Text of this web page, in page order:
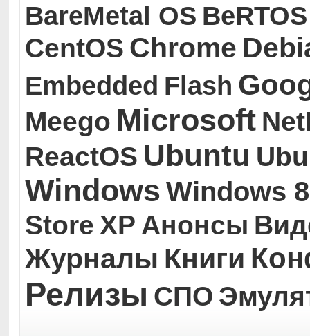
BareMetal OS BeRTOS
CentOS Chrome
Embedded Flash
Meego Microsoft
ReactOS Ubuntu
Windows Windows 8
Store XP Анонсы
Журналы Книги
Релизы СПО